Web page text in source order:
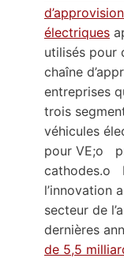
électriques
utilisés pour
chaîne
entreprises
trois
véhicules
pour VE;o
cathodes.o
l’innovation
secteur de
dernières
de 5,5